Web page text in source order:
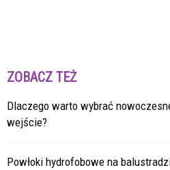
ZOBACZ TEŻ
Dlaczego warto wybrać
wejście?
Powłoki hydrofobowe na